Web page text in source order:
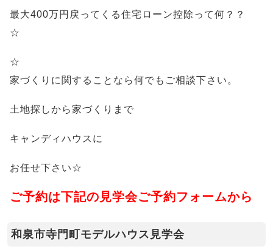
最大400万円戻ってくる住宅ローン控除って何？？
☆
☆
家づくりに関することなら何でもご相談下さい。
土地探しから家づくりまで
キャンディハウスに
お任せ下さい☆
ご予約は下記の見学会ご予約フォームから
和泉市寺門町モデルハウス見学会